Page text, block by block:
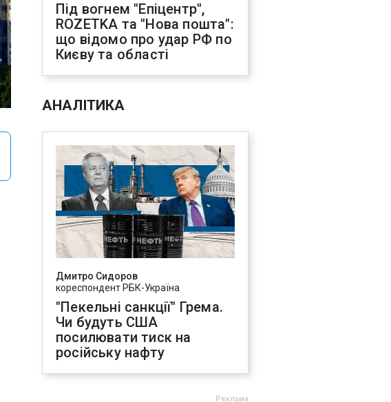
Під вогнем "Епіцентр",
ROZETKA та "Нова пошта":
що відомо про удар РФ по
Києву та області
АНАЛІТИКА
Дмитро Сидоров
кореспондент РБК-Україна
"Пекельні санкції" Грема.
Чи будуть США
посилювати тиск на
російську нафту